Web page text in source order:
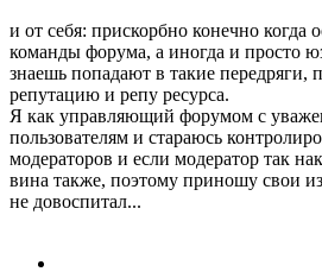
и от себя: прискорбно конечно когда
команды форума, а иногда и просто
знаешь попадают в такие передряги,
репутацию и репу ресурса.
Я как управляющий форумом с
пользователям и стараюсь
модераторов и если модератор так
вина также, поэтому приношу свои
не довоспитал...